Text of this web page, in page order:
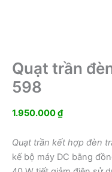
Quạt trần
598
1.950.000₫
Quạt trần kết hợp đèn
kế bộ máy DC bằng